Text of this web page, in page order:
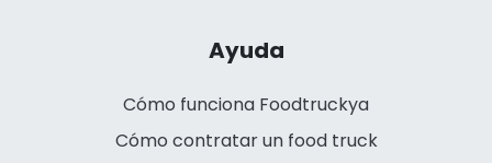
Ayuda
Cómo funciona Foodtruckya
Cómo contratar un food truck